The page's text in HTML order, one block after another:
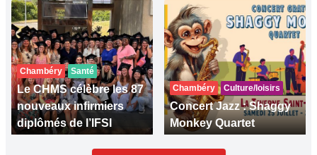
Chambéry Santé
Le CHMS célèbre les 87
nouveaux infirmiers
diplômés de l’IFSI
Chambéry Culture/loisirs
Concert Jazz : Shaggy
Monkey Quartet